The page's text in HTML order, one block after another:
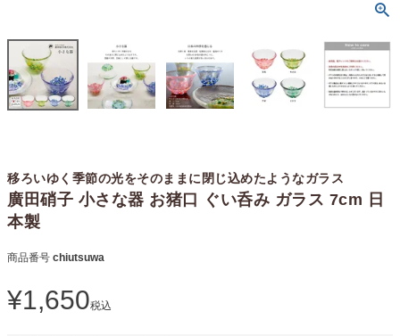
移ろいゆく季節の光をそのままに閉じ込めたようなガラス
廣田硝子 小さな器 お猪口 ぐい呑み ガラス 7cm 日
本製
商品番号 chiutsuwa
¥1,650税込